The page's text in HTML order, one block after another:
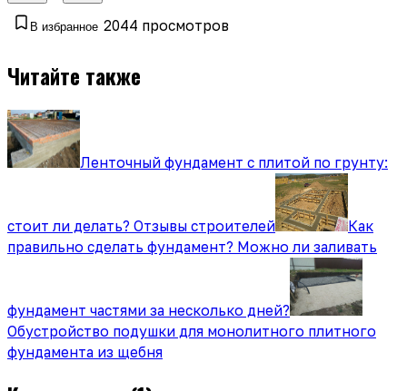
В избранное 2044 просмотров
Читайте также
Ленточный фундамент с плитой по грунту:
стоит ли делать? Отзывы строителей
Как
правильно сделать фундамент? Можно ли заливать
фундамент частями за несколько дней?
Обустройство подушки для монолитного плитного
фундамента из щебня